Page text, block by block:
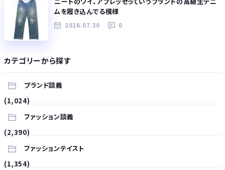
ムを履き込んでる模様
2026.07.30 0
カテゴリーから探す
ブランド談義
(1,024)
ファッション談義
(2,390)
ファッションテイスト
(1,354)